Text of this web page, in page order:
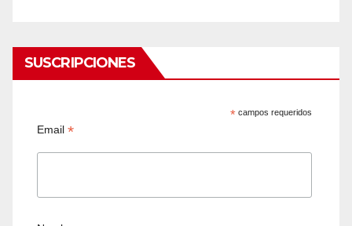
SUSCRIPCIONES
* campos requeridos
Email*